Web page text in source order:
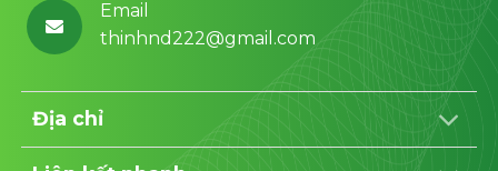
Email
thinhnd222@gmail.com
Địa chỉ